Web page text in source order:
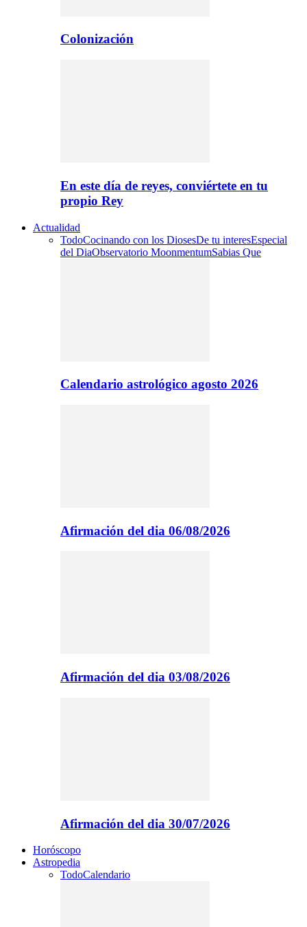
Colonización
En este día de reyes, conviértete en tu
propio Rey
Actualidad
TodoCocinando con los DiosesDe tu interesEspecial
del DiaObservatorio MoonmentumSabias Que
Calendario astrológico agosto 2026
Afirmación del dia 06/08/2026
Afirmación del dia 03/08/2026
Afirmación del dia 30/07/2026
Horóscopo
Astropedia
TodoCalendario